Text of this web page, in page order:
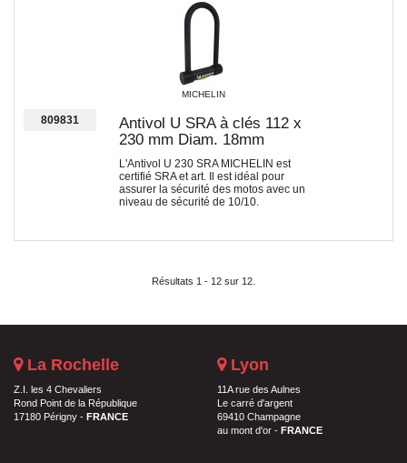
MICHELIN
809831
Antivol U SRA à clés 112 x
230 mm Diam. 18mm
L'Antivol U 230 SRA MICHELIN est
certifié SRA et art. Il est idéal pour
assurer la sécurité des motos avec un
niveau de sécurité de 10/10.
Résultats 1 - 12 sur 12.
La Rochelle
Z.I. les 4 Chevaliers
Rond Point de la République
17180 Périgny - FRANCE
Lyon
11A rue des Aulnes
Le carré d'argent
69410 Champagne
au mont d'or - FRANCE